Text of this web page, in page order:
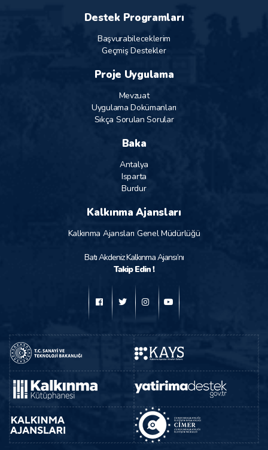
Destek Programları
Başvurabileceklerim
Geçmiş Destekler
Proje Uygulama
Mevzuat
Uygulama Dokümanları
Sıkça Sorulan Sorular
Baka
Antalya
Isparta
Burdur
Kalkınma Ajansları
Kalkınma Ajansları Genel Müdürlüğü
Batı Akdeniz Kalkınma Ajansı’nı
Takip Edin !